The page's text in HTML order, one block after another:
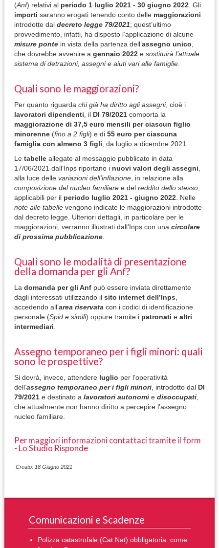
(Anf) relativi al periodo 1 luglio 2021 - 30 giugno 2022. Gli
importi saranno erogati tenendo conto delle maggiorazioni
introdotte dal decreto legge 79/2021; quest’ultimo
provvedimento, infatti, ha disposto l’applicazione di alcune
misure pontein vista della partenza dell’assegno unico,
che dovrebbe avvenire a gennaio 2022e sostituirà l’attuale
sistema di detrazioni, assegni e aiuti vari alle famiglie.
Quali sono le maggiorazioni?
Per quanto riguarda chi già ha diritto agli assegni, cioè i
lavoratori dipendenti, il Dl 79/2021comporta la
maggiorazione di 37,5 euro mensili per ciascun figlio
minorenne(fino a 2 figli) e di 55 euro per ciascuna
famiglia con almeno 3 figli, da luglio a dicembre 2021.
Le tabelleallegate al messaggio pubblicato in data
17/06/2021 dall’Inps riportano i nuovi valori degli assegni,
alla luce delle variazioni dell’inflazione, in relazione alla
composizione del nucleo familiaree del reddito dello stesso,
applicabili per il periodo luglio 2021 - giugno 2022. Nelle
note alle tabellevengono indicate le maggiorazioni introdotte
dal decreto legge. Ulteriori dettagli, in particolare per le
maggiorazioni, verranno illustrati dall’Inps con una circolare
di prossima pubblicazione.
Quali sono le modalità di presentazione
della domanda per gli Anf?
La domanda per gli Anfpuò essere inviata direttamente
dagli interessati utilizzando il sito internet dell’Inps,
accedendo all’area riservata con i codici di identificazione
personale (Spid e simili) oppure tramite i patronati e altri
intermediari.
Assegno temporaneo per i figli minori: quali
sono le prospettive?
Si dovrà, invece, attendere luglio per l’operatività
dell’assegno temporaneo per i figli minori, introdotto dal
Dl
79/2021e destinato a lavoratori autonomie disoccupati,
che attualmente non hanno diritto a percepire l’assegno
nucleo familiare.
Per maggiori informazioni contattaci tramite il form
- Lo Studio Risponde
Creato: 18 Giugno 2021
Comunicazioni e Scadenze
Polizza catastrofale (Cat Nat) obbligatoria: come